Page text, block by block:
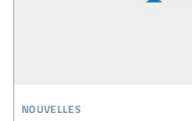
nouvelles